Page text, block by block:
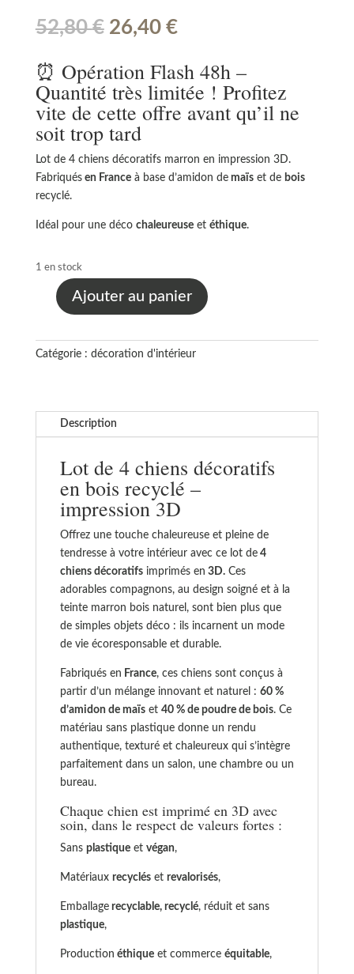
52,80€ Le
initial
était :
52,80 €.
26,40 €Le
actuel
est :
26,40 €.
⏰ Opération Flash 48h –
Quantité très limitée ! Profitez
vite de cette offre avant qu’il ne
soit trop tard
Lot de 4 chiens décoratifs marron en impression 3D.
Fabriquésen Franceà base d’amidon demaïset de bois
recyclé.
Idéal pour une déco chaleureuseet éthique.
1 en stock
quantité
Lot
de
décoratifs
impression
Ajouter au panier
Catégorie : décoration d'intérieur
Description
Lot de 4 chiens décoratifs
en bois recyclé –
impression 3D
Offrez une touche chaleureuse et pleine de
tendresse à votre intérieur avec ce lot de4
chiens décoratifsimprimés en 3D.Ces
adorables compagnons, au design soigné et à la
teinte marron bois naturel, sont bien plus que
de simples objets déco : ils incarnent un mode
de vie écoresponsable et durable.
Fabriqués en France, ces chiens sont conçus à
partir d’un mélange innovant et naturel : 60 %
d’amidon de maïset 40 % de poudre de bois. Ce
matériau sans plastique donne un rendu
authentique, texturé et chaleureux qui s’intègre
parfaitement dans un salon, une chambre ou un
bureau.
Chaque chien est imprimé en 3D avec
soin, dans le respect de valeurs fortes :
Sans plastiqueet végan,
Matériaux recycléset revalorisés,
Emballagerecyclable, recyclé, réduit et sans
plastique,
Production éthiqueet commerce équitable,